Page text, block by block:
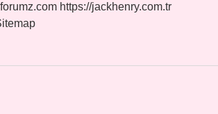
https://jackhenry.com.tr